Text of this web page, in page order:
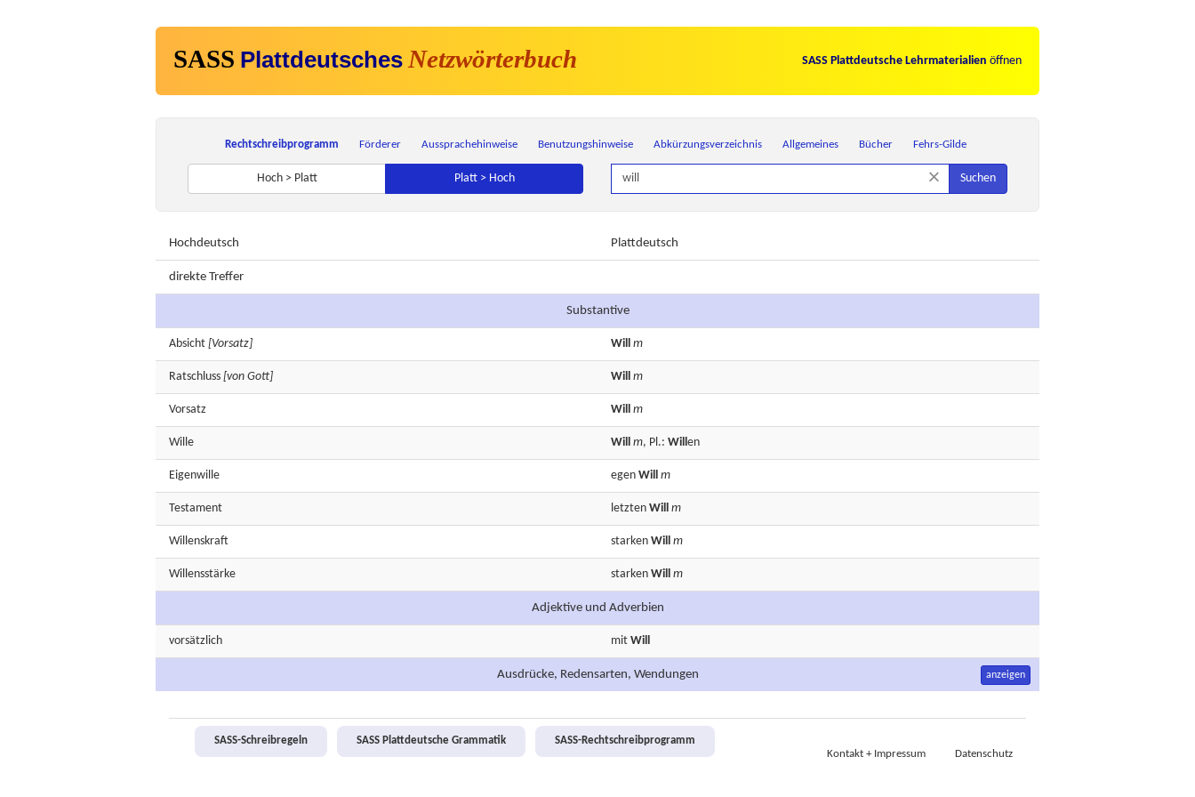
SASS Plattdeutsches Netzwörterbuch SASS Plattdeutsche Lehrmaterialien öffnen
Rechtschreibprogramm Förderer Aussprachehinweise Benutzungshinweise Abkürzungsverzeichnis Allgemeines Bücher Fehrs-Gilde
Hoch > Platt Platt > Hoch × Suchen
Hochdeutsch Plattdeutsch
direkte Treffer
Substantive
Absicht [Vorsatz] Will m
Ratschluss [von Gott] Will m
Vorsatz Will m
Wille Will m, Pl.: Willen
Eigenwille egen Will m
Testament letzten Will m
Willenskraft starken Will m
Willensstärke starken Will m
Adjektive und Adverbien
vorsätzlich mit Will
Ausdrücke, Redensarten, Wendungen anzeigen
SASS-Schreibregeln SASS Plattdeutsche Grammatik
SASS-Rechtschreibprogramm
Kontakt + Impressum
Datenschutz